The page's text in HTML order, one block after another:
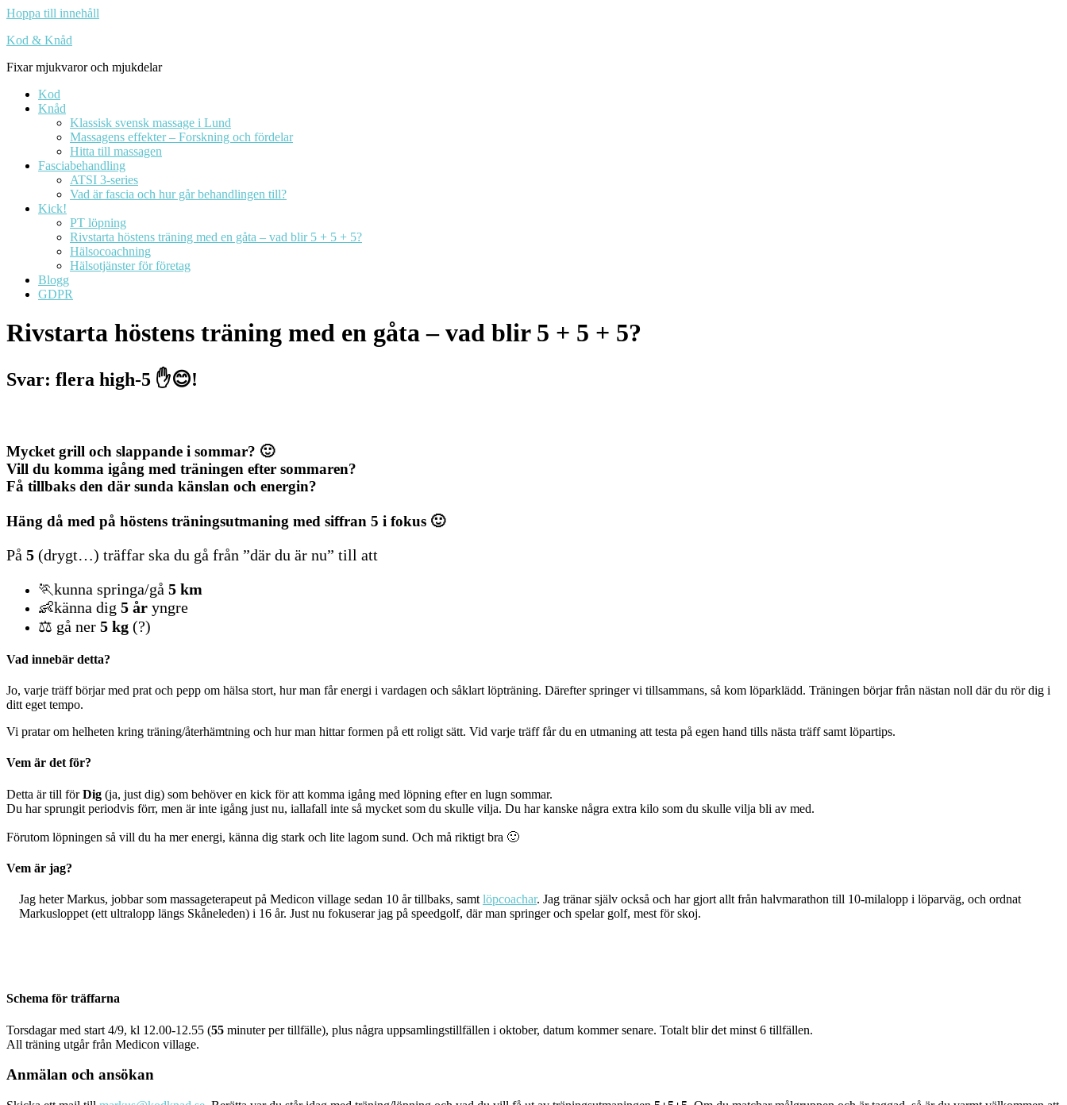
Hoppa till innehåll
Kod & Knåd
Fixar mjukvaror och mjukdelar
Kod
Knåd
Klassisk svensk massage i Lund
Massagens effekter – Forskning och fördelar
Hitta till massagen
Fasciabehandling
ATSI 3-series
Vad är fascia och hur går behandlingen till?
Kick!
PT löpning
Rivstarta höstens träning med en gåta – vad blir 5 + 5 + 5?
Hälsocoachning
Hälsotjänster för företag
Blogg
GDPR
Rivstarta höstens träning med en gåta – vad blir 5 + 5 + 5?
Svar: flera high-5 ✋😊!
Mycket grill och slappande i sommar? 🙂
Vill du komma igång med träningen efter sommaren?
Få tillbaks den där sunda känslan och energin?
Häng då med på höstens träningsutmaning med siffran 5 i fokus 🙂
På 5 (drygt…) träffar ska du gå från ”där du är nu” till att
🏃kunna springa/gå 5 km
👶känna dig 5 år yngre
⚖️ gå ner 5 kg (?)
Vad innebär detta?
Jo, varje träff börjar med prat och pepp om hälsa stort, hur man får energi i vardagen och såklart löpträning. Därefter springer vi tillsammans, så kom löparklädd. Träningen börjar från nästan noll där du rör dig i
ditt eget tempo.
Vi pratar om helheten kring träning/återhämtning och hur man hittar formen på ett roligt sätt. Vid varje träff får du en utmaning att testa på egen hand tills nästa träff samt löpartips.
Vem är det för?
Detta är till förDig (ja, just dig) som behöver en kick för att komma igång med löpning efter en lugn sommar.
Du har sprungit periodvis förr, men är inte igång just nu, iallafall inte så mycket som du skulle vilja. Du har kanske några extra kilo som du skulle vilja bli av med.
Förutom löpningen så vill du ha mer energi, känna dig stark och lite lagom sund. Och må riktigt bra 🙂
Vem är jag?
Jag heter Markus, jobbar som massageterapeut på Medicon village sedan 10 år tillbaks, samt löpcoachar. Jag tränar själv också och har gjort allt från halvmarathon till 10-milalopp i löparväg, och ordnat
Markusloppet (ett ultralopp längs Skåneleden) i 16 år. Just nu fokuserar jag på speedgolf, där man springer och spelar golf, mest för skoj.
Schema för träffarna
Torsdagar med start 4/9, kl 12.00-12.55 (55 minuter per tillfälle), plus några uppsamlingstillfällen i oktober, datum kommer senare. Totalt blir det minst 6 tillfällen.
All träning utgår från Medicon village.
Anmälan och ansökan